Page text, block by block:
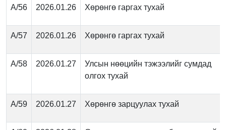
А/56 2026.01.26 Хөрөнгө гаргах тухай
А/57 2026.01.26 Хөрөнгө гаргах тухай
А/58 2026.01.27
Улсын нөөцийн тэжээлийг сумдад
олгох тухай
А/59 2026.01.27 Хөрөнгө зарцуулах тухай